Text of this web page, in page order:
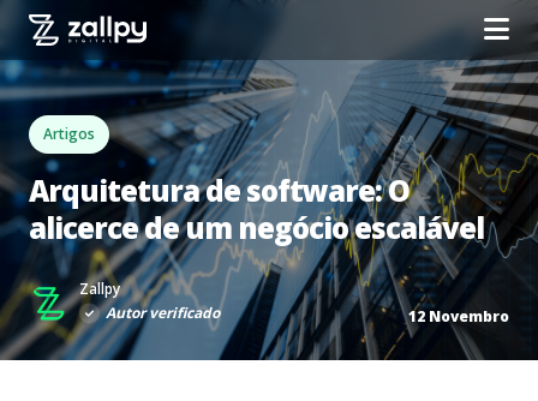
Artigos
Arquitetura de software: O
alicerce de um negócio escalável
Zallpy
Autor verificado
12 Novembro